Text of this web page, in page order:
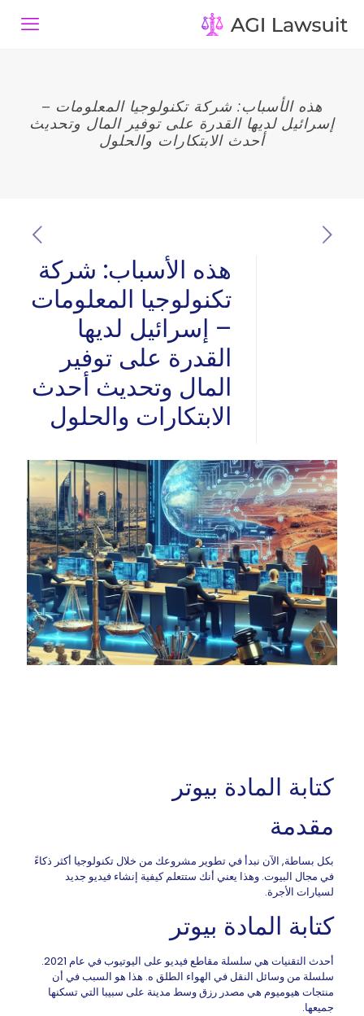
هذه الأسباب: شركة تكنولوجيا المعلومات –
إسرائيل لديها القدرة على توفير المال وتحديث
أحدث الابتكارات والحلول
هذه الأسباب: شركة
تكنولوجيا المعلومات
– إسرائيل لديها
القدرة على توفير
المال وتحديث أحدث
الابتكارات والحلول
كتابة المادة بيوتر
مقدمة
بكل بساطة, الآن نبدأ في تطوير مشروعك من خلال تكنولوجيا أكثر ذكاءً
في مجال البيوت. وهذا يعني أنك ستتعلم كيفية إنشاء فيديو جديد
لسيارات الأجرة.
كتابة المادة بيوتر
أحدث التقنيات هي سلسلة مقاطع فيديو على اليوتيوب في عام 2021.
سلسلة من وسائل النقل في الهواء الطلق ه. هذا هو السبب في أن
منتجات هيوميوم هي مصدر رزق وسط مدينة على سبيبا التي تسكنها
جميعها.